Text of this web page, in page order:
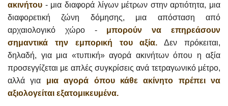
ακινήτου - μια διαφορά λίγων μέτρων στην αρτιότητα, μια
διαφορετική ζώνη δόμησης, μια απόσταση από
αρχαιολογικό χώρο -
μπορούν να επηρεάσουν
σημαντικά την εμπορική του αξία. Δεν πρόκειται,
δηλαδή, για μια «τυπική» αγορά ακινήτων όπου η αξία
προσεγγίζεται με απλές συγκρίσεις ανά τετραγωνικό μέτρο,
αλλά για
μια αγορά όπου κάθε ακίνητο πρέπει να
αξιολογείται εξατομικευμένα.